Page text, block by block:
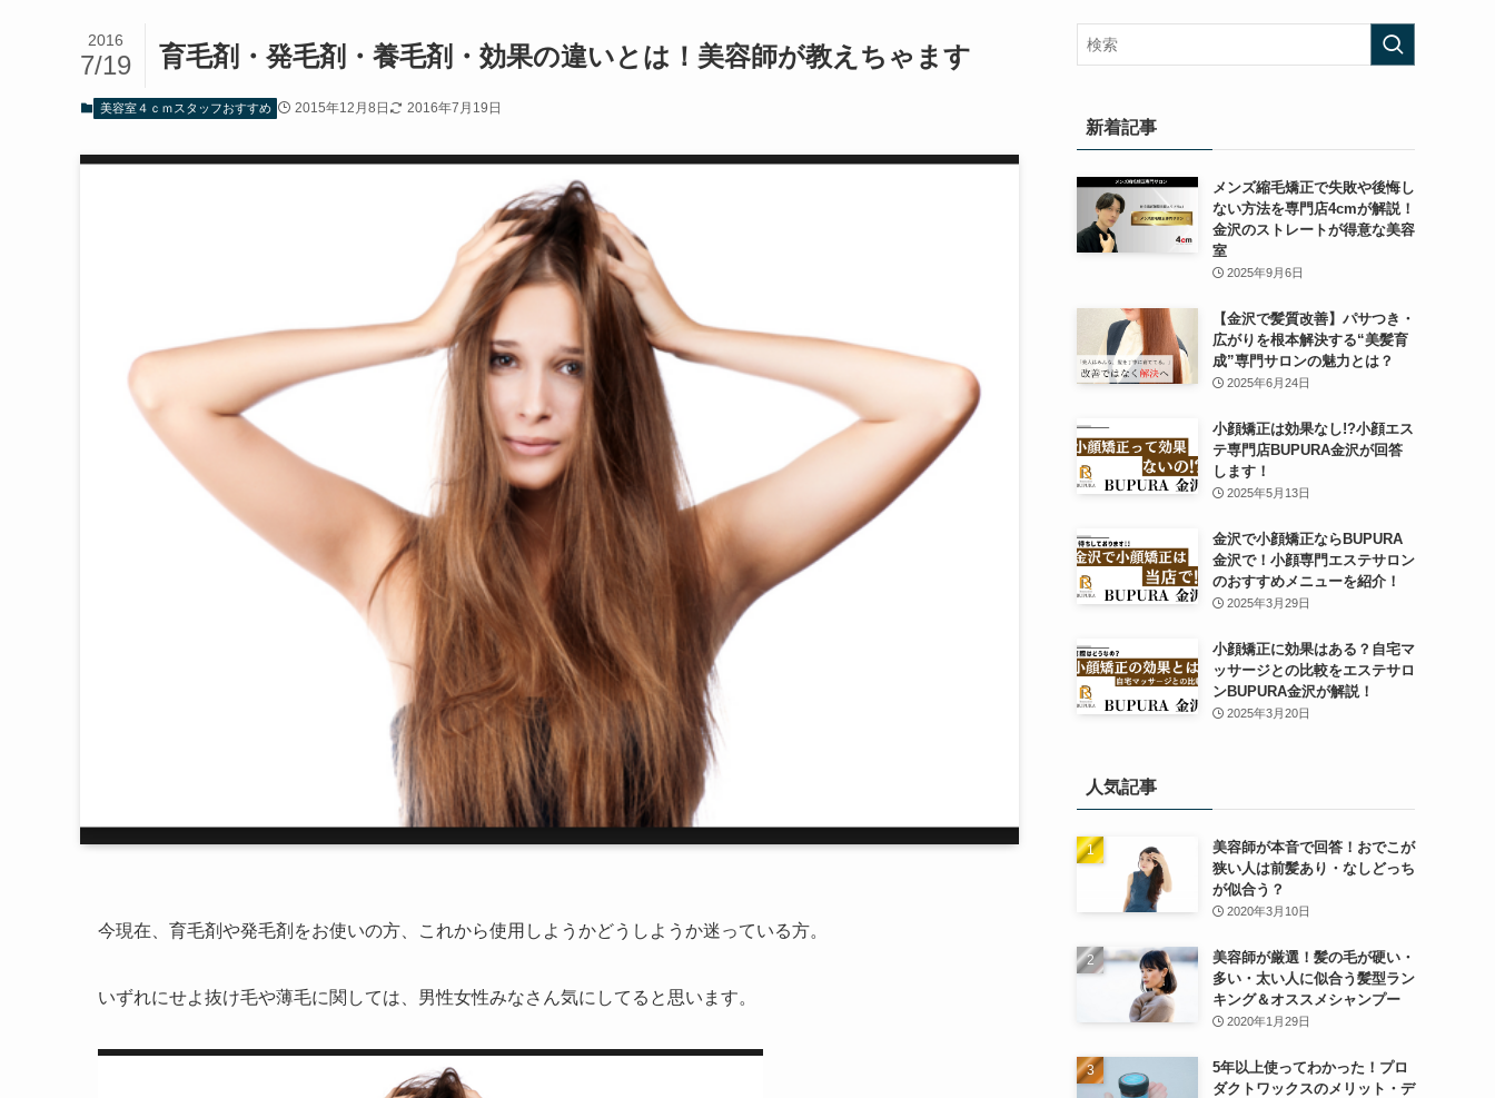
育毛剤・発毛剤・養毛剤・効果の違いとは！美容師が教えちゃます
2016
7/19
美容室４ｃｍスタッフおすすめ 2015年12月8日 2016年7月19日
今現在、育毛剤や発毛剤をお使いの方、これから使用しようかどうしようか迷っている方。
いずれにせよ抜け毛や薄毛に関しては、男性女性みなさん気にしてると思います。
新着記事
メンズ縮毛矯正で失敗や後悔し
ない方法を専門店4cmが解説！
金沢のストレートが得意な美容
室
2025年9月6日
【金沢で髪質改善】パサつき・
広がりを根本解決する“美髪育
成”専門サロンの魅力とは？
2025年6月24日
小顔矯正は効果なし!?小顔エス
テ専門店BUPURA金沢が回答
します！
2025年5月13日
金沢で小顔矯正ならBUPURA
金沢で！小顔専門エステサロン
のおすすめメニューを紹介！
2025年3月29日
小顔矯正に効果はある？自宅マ
ッサージとの比較をエステサロ
ンBUPURA金沢が解説！
2025年3月20日
人気記事
美容師が本音で回答！おでこが
狭い人は前髪あり・なしどっち
が似合う？
2020年3月10日
美容師が厳選！髪の毛が硬い・
多い・太い人に似合う髪型ラン
キング＆オススメシャンプー
2020年1月29日
5年以上使ってわかった！プロ
ダクトワックスのメリット・デ